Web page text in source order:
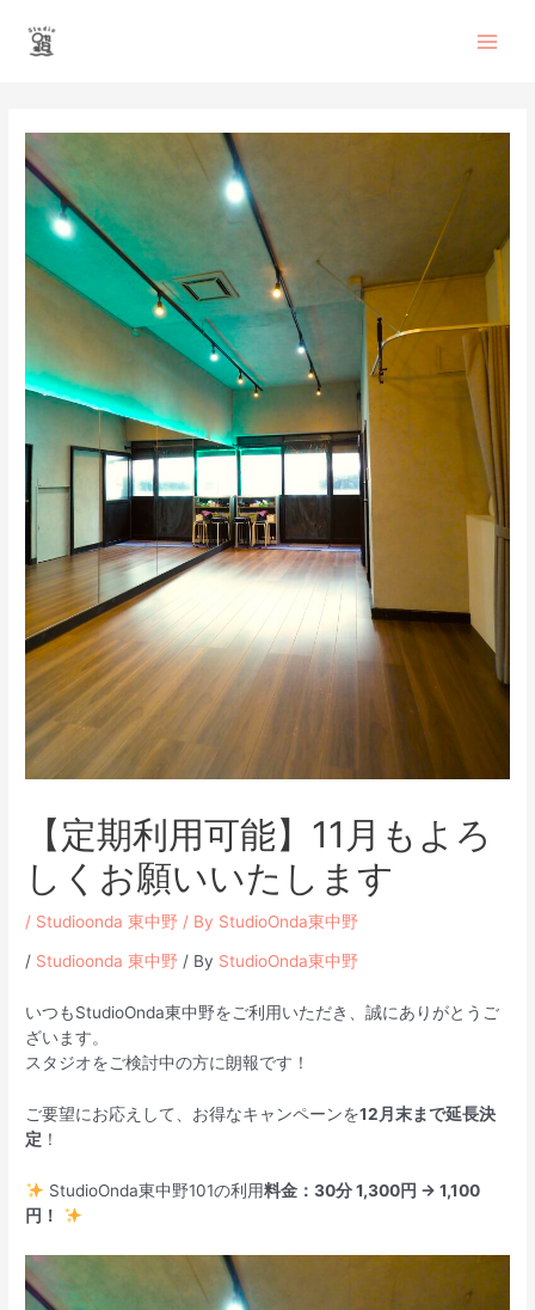
【定期利用可能】11月もよろ
しくお願いいたします
/ Studioonda 東中野 / By StudioOnda東中野
/ Studioonda 東中野 / By StudioOnda東中野
いつもStudioOnda東中野をご利用いただき、誠にありがとうご
ざいます。
スタジオをご検討中の方に朗報です！
ご要望にお応えして、お得なキャンペーンを12月末まで延長決
定 ！
StudioOnda東中野101の利用料金：30分 1,300円 → 1,100
円！
ビ
ゲ
ー
シ
ン